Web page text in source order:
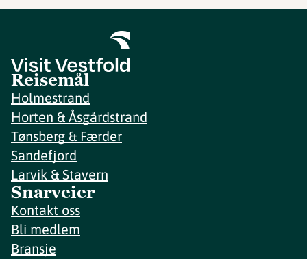
Reisemål
Holmestrand
Horten & Åsgårdstrand
Tønsberg & Færder
Sandefjord
Larvik & Stavern
Snarveier
Kontakt oss
Bli medlem
Bransje